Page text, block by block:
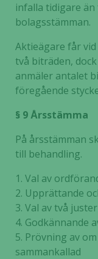
infalla tidigare
bolagsstämman.
Aktieägare får
två biträden,
anmäler antalet
föregående
§ 9 Årsstämma
På årsstämman
till behandling.
1. Val av
2. Upprättande
3. Val av två
4. Godkännande
5. Prövning av
sammankallad